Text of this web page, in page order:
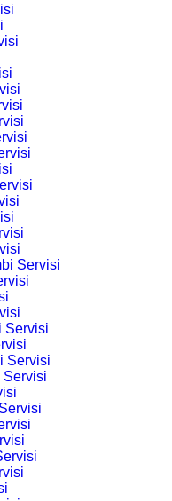
Servisi
Servisi
Servisi
Servisi